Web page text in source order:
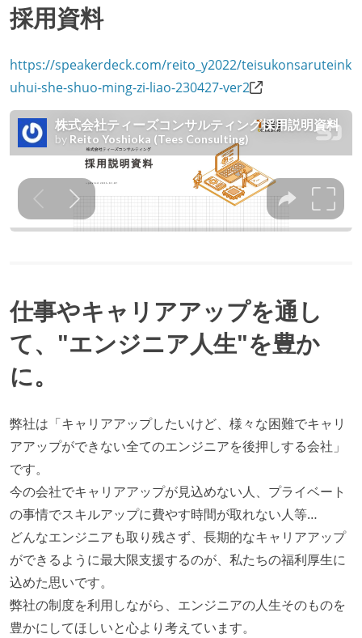
採用資料
https://speakerdeck.com/reito_y2022/teisukonsaruteink
uhui-she-shuo-ming-zi-liao-230427-ver2
仕事やキャリアアップを通し
て、"エンジニア人生"を豊か
に。
弊社は「キャリアアップしたいけど、様々な困難でキャリ
アアップができない全てのエンジニアを後押しする会社」
です。
今の会社でキャリアアップが見込めない人、プライベート
の事情でスキルアップに費やす時間が取れない人等…
どんなエンジニアも取り残さず、長期的なキャリアアップ
ができるように最大限支援するのが、私たちの福利厚生に
込めた思いです。
弊社の制度を利用しながら、エンジニアの人生そのものを
豊かにしてほしいと心より考えています。